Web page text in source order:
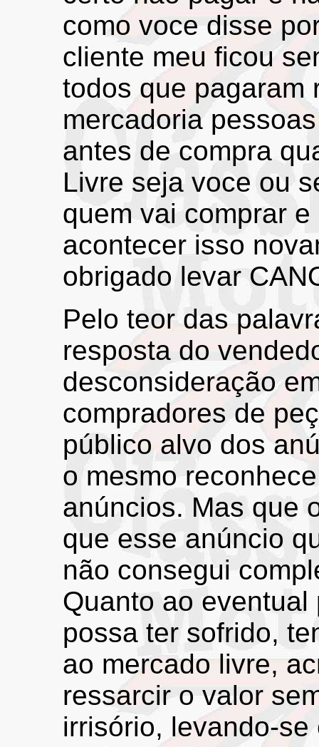
como voce disse
cliente meu ficou
todos que pagaram
mercadoria
antes de compra
Livre seja voce ou
quem vai comprar
acontecer isso
obrigado levar
Pelo teor das
resposta do
desconsideração
compradores de
público alvo dos
o mesmo
anúncios. Mas que
que esse anúncio
não consegui
Quanto ao
possa ter sofrido,
ao mercado livre,
ressarcir o valor
irrisório, levando-